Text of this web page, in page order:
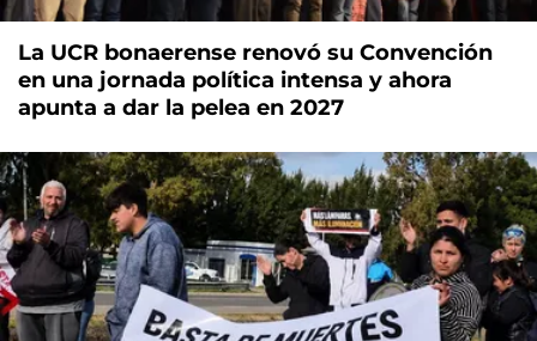
La UCR bonaerense renovó su Convención
en una jornada política intensa y ahora
apunta a dar la pelea en 2027